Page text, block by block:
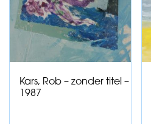
Kars, Rob – zonder titel –
1987